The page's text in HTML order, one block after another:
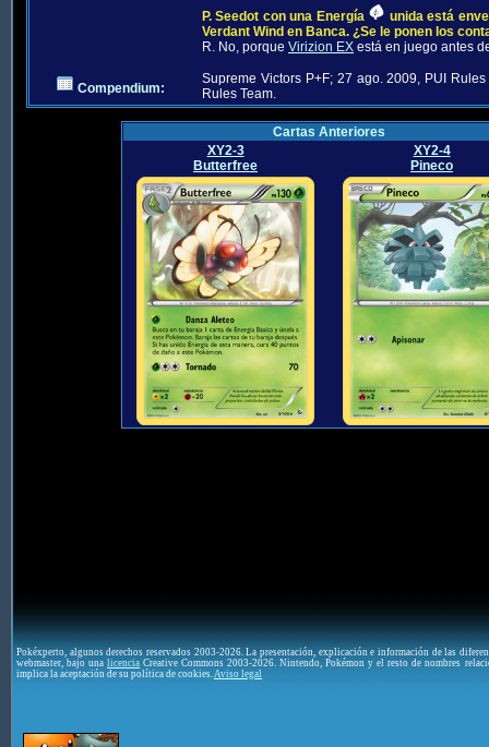
P. Seedot con una Energía
unida está
Verdant Wind en Banca. ¿Se le ponen los
R. No, porque Virizion EX está en juego antes
Compendium:
Supreme Victors P+F; 27 ago. 2009, PUI
Rules Team.
Cartas Anteriores
XY2-3
Butterfree
XY2-4
Pineco
Pokéxperto, algunos derechos reservados 2003-2026. La presentación, explicación e información de las
webmaster, bajo unalicencia Creative Commons 2003-2026. Nintendo, Pokémon y el resto de nombres
implica la aceptación de su política de cookies. Aviso legal